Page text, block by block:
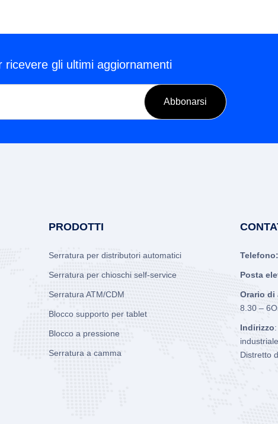
ricevere gli ultimi aggiornamenti
PRODOTTI
Serratura per distributori automatici
Serratura per chioschi self-service
Serratura ATM/CDM
Blocco supporto per tablet
Blocco a pressione
Serratura a camma
Telefono:
Posta
Orario di
8.30 –
Indirizzo
Distretto